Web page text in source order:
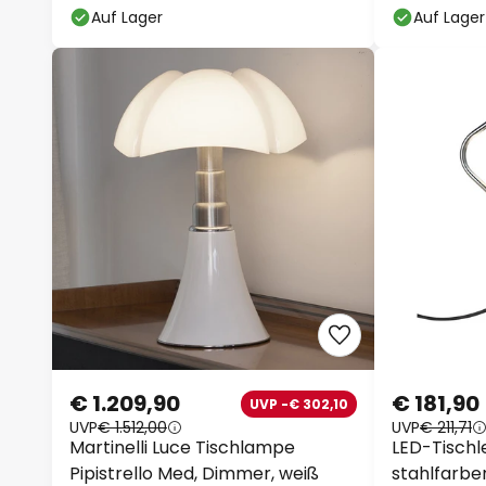
Auf Lager Auf Lager
Martinelli Luce Tischlampe
Pipistrello Med, Dimmer, weiß
€ 1.209,90 UVP -€ 302,10
UVP€ 1.512,00
LED-
€ 181,90
UVP € 211,71